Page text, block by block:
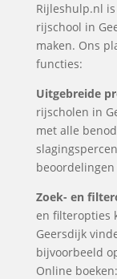
Rijleshulp.nl
rijschool in
maken. Ons
functies:
Uitgebreide
rijscholen in
met alle
Zoek- en
en filteropties
Geersdijk
bijvoorbeeld
Online